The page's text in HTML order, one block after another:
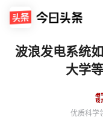
波浪发电系统
大学
优质科学